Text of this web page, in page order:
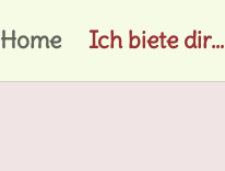
Home Ich biete dir…